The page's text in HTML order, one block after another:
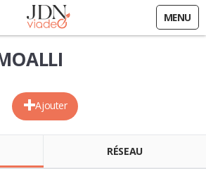
MENU
Ajouter
RÉSEAU